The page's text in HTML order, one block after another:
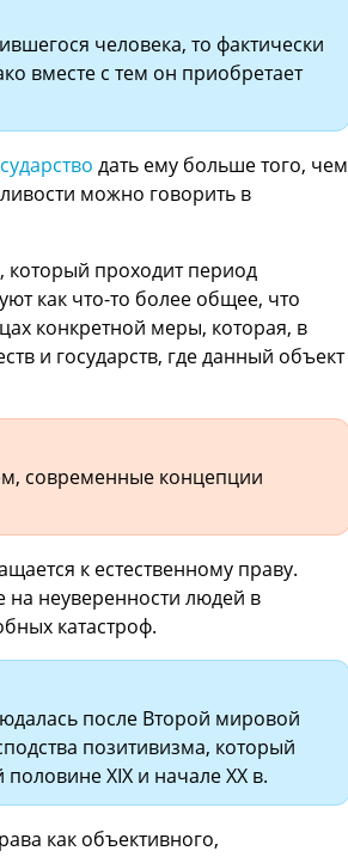
человека, то фактически
вместе с тем он приобретает
дать ему больше того, чем
можно говорить в
проходит период
как что-то более общее, что
конкретной меры, которая, в
и государств, где данный объект
современные концепции
к естественному праву.
на неуверенности людей в
катастроф.
после Второй мировой
позитивизма, который
XIX и начале XX в.
как объективного,